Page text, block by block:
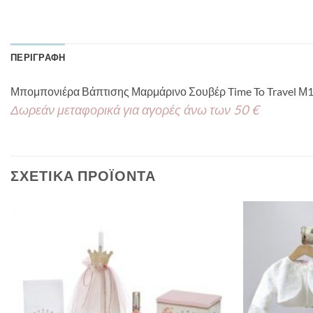
ΠΕΡΙΓΡΑΦΉ
Μπομπονιέρα Βάπτισης Μαρμάρινο Σουβέρ Time To Travel
Δωρεάν μεταφορικά για αγορές άνω των 50 €
ΣΧΕΤΙΚΆ ΠΡΟΪΌΝΤΑ